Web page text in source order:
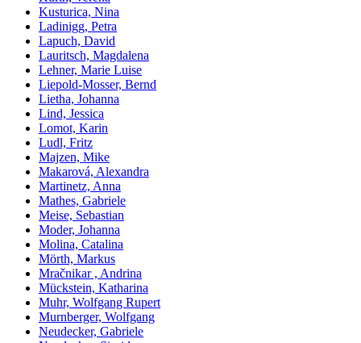
Kusturica, Nina
Ladinigg, Petra
Lapuch, David
Lauritsch, Magdalena
Lehner, Marie Luise
Liepold-Mosser, Bernd
Lietha, Johanna
Lind, Jessica
Lomot, Karin
Ludl, Fritz
Majzen, Mike
Makarová, Alexandra
Martinetz, Anna
Mathes, Gabriele
Meise, Sebastian
Moder, Johanna
Molina, Catalina
Mörth, Markus
Mračnikar , Andrina
Mückstein, Katharina
Muhr, Wolfgang Rupert
Murnberger, Wolfgang
Neudecker, Gabriele